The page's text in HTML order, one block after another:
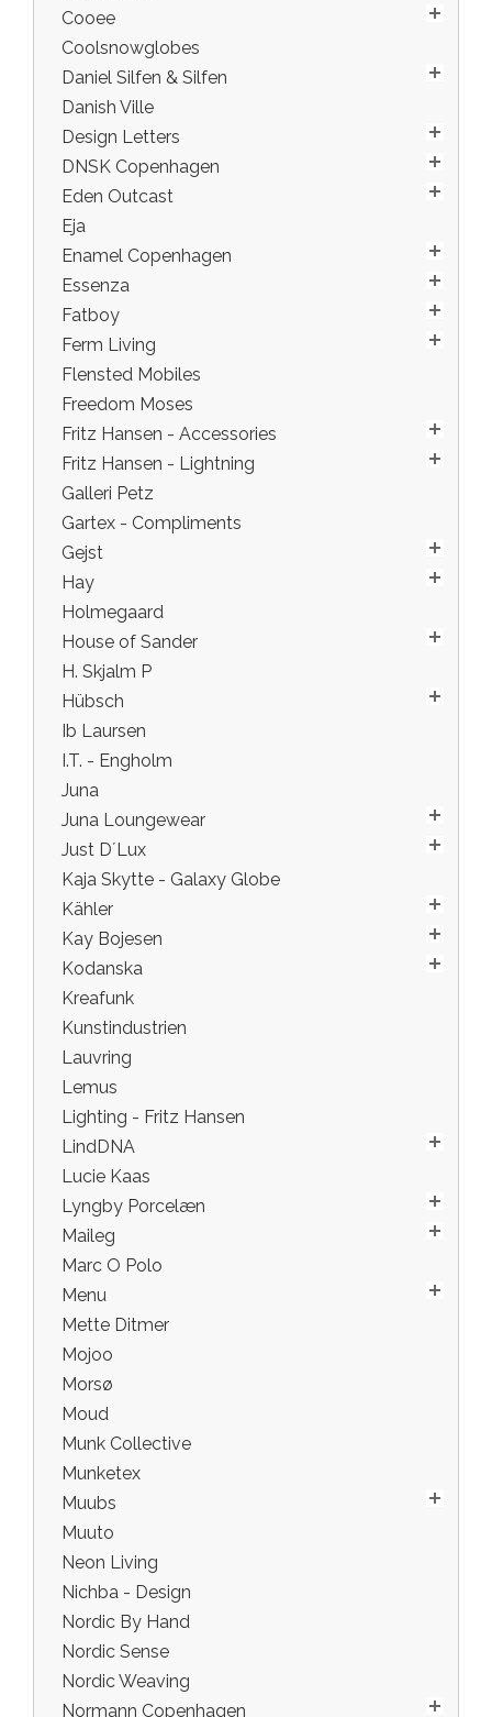
Cooee
Coolsnowglobes
Daniel Silfen & Silfen
Danish Ville
Design Letters
DNSK Copenhagen
Eden Outcast
Eja
Enamel Copenhagen
Essenza
Fatboy
Ferm Living
Flensted Mobiles
Freedom Moses
Fritz Hansen - Accessories
Fritz Hansen - Lightning
Galleri Petz
Gartex - Compliments
Gejst
Hay
Holmegaard
House of Sander
H. Skjalm P
Hübsch
Ib Laursen
I.T. - Engholm
Juna
Juna Loungewear
Just D´Lux
Kaja Skytte - Galaxy Globe
Kähler
Kay Bojesen
Kodanska
Kreafunk
Kunstindustrien
Lauvring
Lemus
Lighting - Fritz Hansen
LindDNA
Lucie Kaas
Lyngby Porcelæn
Maileg
Marc O Polo
Menu
Mette Ditmer
Mojoo
Morsø
Moud
Munk Collective
Munketex
Muubs
Muuto
Neon Living
Nichba - Design
Nordic By Hand
Nordic Sense
Nordic Weaving
Normann Copenhagen